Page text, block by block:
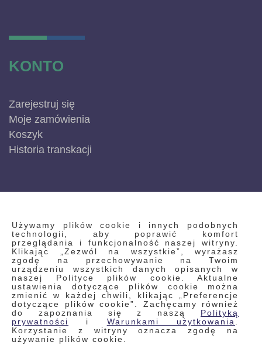
Używamy plików cookie i innych podobnych
technologii, aby poprawić komfort
przeglądania i funkcjonalność naszej witryny.
Klikając „Zezwól na wszystkie”, wyrażasz
zgodę na przechowywanie na Twoim
urządzeniu wszystkich danych opisanych w
naszej Polityce plików cookie. Aktualne
ustawienia dotyczące plików cookie można
zmienić w każdej chwili, klikając „Preferencje
dotyczące plików cookie”. Zachęcamy również
do zapoznania się z naszą Polityką
prywatności
i Warunkami użytkowania
Korzystanie z witryny oznacza zgodę na
używanie plików cookie.
KONTO
Zarejestruj się
Moje zamówienia
Koszyk
Historia transkacji
INFORMACJE
Regulamin
Polityka prywatności i pliki cookie
Wyszukiwane frazy
Wyszukiwanie zaawansowane
Zamówienia
Skontaktuj się z nami